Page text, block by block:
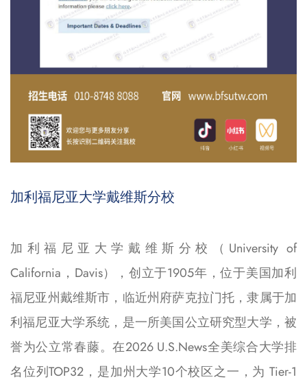
加利福尼亚大学戴维斯分校
加利福尼亚大学戴维斯分校（University of
California，Davis），创立于1905年，位于美国加利
福尼亚州戴维斯市，临近州府萨克拉门托，隶属于加
利福尼亚大学系统，是一所美国公立研究型大学，被
誉为公立常春藤。在2026 U.S.News全美综合大学排
名位列TOP32，是加州大学10个校区之一，为 Tier-1